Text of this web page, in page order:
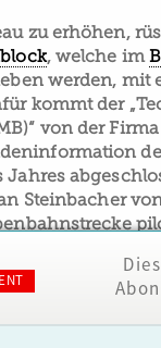
zu erhöhen,
, welche im
werden, mit
kommt der
von der
Jahres
Steinbacher